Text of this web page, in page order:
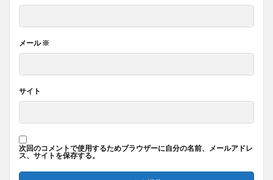
メール※
サイト
次回のコメントで使用するためブラウザーに自分の名前、メールアドレ
ス、サイトを保存する。